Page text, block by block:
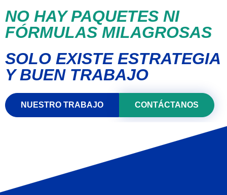
NO HAY PAQUETES NI
FÓRMULAS MILAGROSAS
SOLO EXISTE ESTRATEGIA
Y BUEN TRABAJO
NUESTRO TRABAJO CONTÁCTANOS